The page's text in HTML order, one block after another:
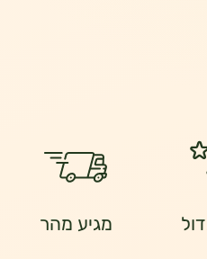
מגיע מהר